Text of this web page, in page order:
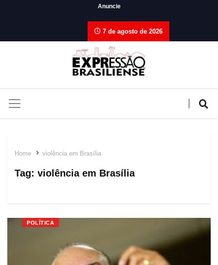
Anuncie
7 de agosto de 2026
Home violência em Brasília
Tag: violência em Brasília
POLÍTICA